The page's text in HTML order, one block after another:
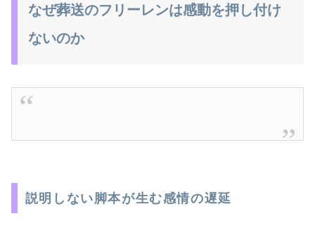
なぜ葬送のフリーレンは感動を押し付け
ないのか
説明しない脚本が生む感情の遅延